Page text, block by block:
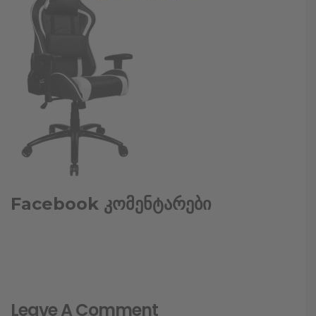
Facebook კომენტარები
Leave A Comment